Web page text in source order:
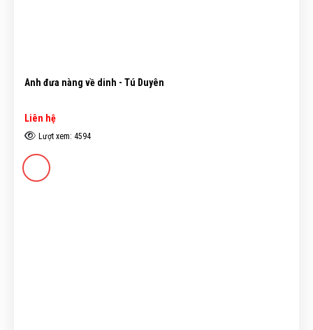
Anh đưa nàng về dinh - Tú Duyên
Liên hệ
Lượt xem: 4594